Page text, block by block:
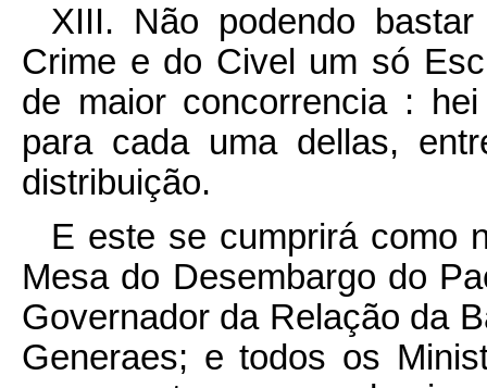
XIII. Não podendo
Crime e do Civel um só
de maior concorrencia :
para cada uma dellas,
distribuição.
E este se cumprirá como
Mesa do Desembargo do
Governador da Relação da
Generaes; e todos os